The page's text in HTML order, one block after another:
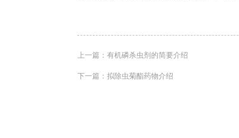
上一篇： 有机磷杀虫剂的简要介绍
下一篇： 拟除虫菊酯药物介绍